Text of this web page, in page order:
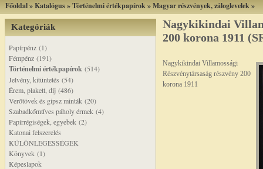
Főoldal»Katalógus»Történelmi értékpapírok»Magyar részvények, záloglevelek»
Kategóriák
Papírpénz (1)
Fémpénz (191)
Történelmi értékpapírok (514)
Jelvény, kitüntetés (54)
Érem, plakett, díj (486)
Verőtövek és gipsz minták (20)
Szabadkőműves páholy érmek (4)
Papírrégiségek, egyebek (2)
Katonai felszerelés
KÜLÖNLEGESSÉGEK
Könyvek (1)
Képeslapok
Nagykikindai
200 korona 1911
Nagykikindai Villamossági
Részvénytársaság részvény 200
korona 1911